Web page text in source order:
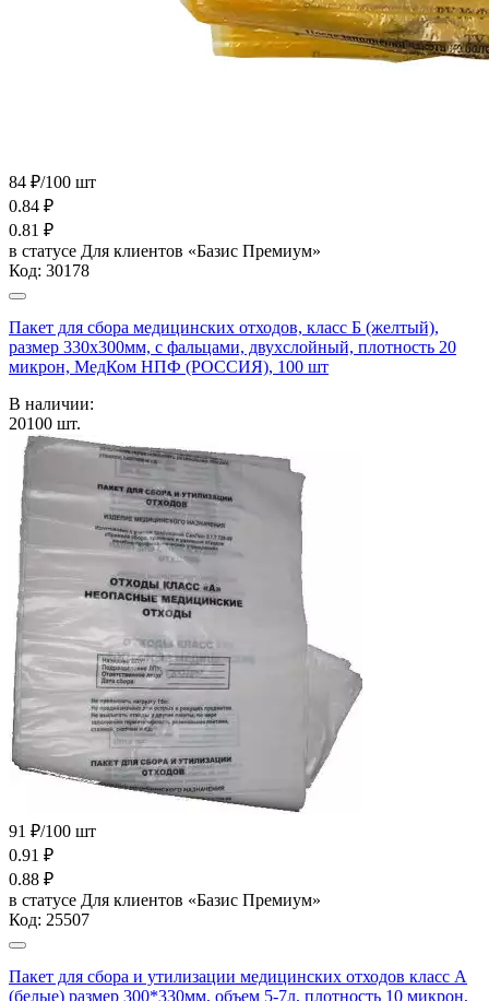
84 ₽/100 шт
0.84 ₽
0.81 ₽
в статусе Для клиентов «Базис Премиум»
Код: 30178
Пакет для сбора медицинских отходов, класс Б (желтый),
размер 330х300мм, с фальцами, двухслойный, плотность 20
микрон, МедКом НПФ (РОССИЯ), 100 шт
В наличии:
20100 шт.
91 ₽/100 шт
0.91 ₽
0.88 ₽
в статусе Для клиентов «Базис Премиум»
Код: 25507
Пакет для сбора и утилизации медицинских отходов класс А
(белые) размер 300*330мм, объем 5-7л, плотность 10 микрон,